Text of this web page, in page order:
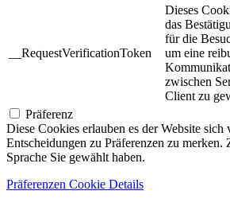
__RequestVerificationToken
Dieses
das
für die
um eine
zwischen
Client zu
Präferenz
Diese Cookies erlauben es der Website
Entscheidungen zu Präferenzen zu
Sprache Sie gewählt haben.
Präferenzen Cookie Details